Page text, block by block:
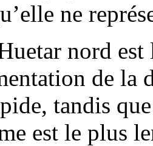
ne
nord
de la
tandis
est le plus